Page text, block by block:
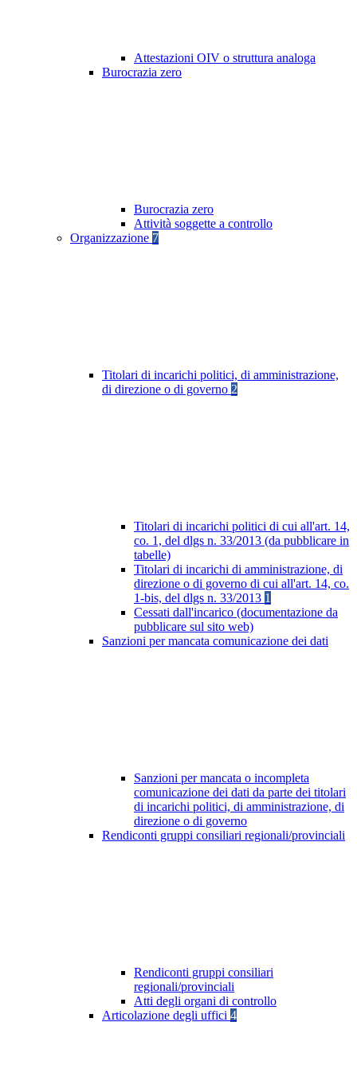
Attestazioni OIV o struttura analoga
Burocrazia zero
Burocrazia zero
Attività soggette a controllo
Organizzazione 7
Titolari di incarichi politici, di amministrazione,
di direzione o di governo 2
Titolari di incarichi politici di cui all'art. 14,
co. 1, del dlgs n. 33/2013 (da pubblicare in
tabelle)
Titolari di incarichi di amministrazione, di
direzione o di governo di cui all'art. 14, co.
1-bis, del dlgs n. 33/2013 1
Cessati dall'incarico (documentazione da
pubblicare sul sito web)
Sanzioni per mancata comunicazione dei dati
Sanzioni per mancata o incompleta
comunicazione dei dati da parte dei titolari
di incarichi politici, di amministrazione, di
direzione o di governo
Rendiconti gruppi consiliari regionali/provinciali
Rendiconti gruppi consiliari
regionali/provinciali
Atti degli organi di controllo
Articolazione degli uffici 4